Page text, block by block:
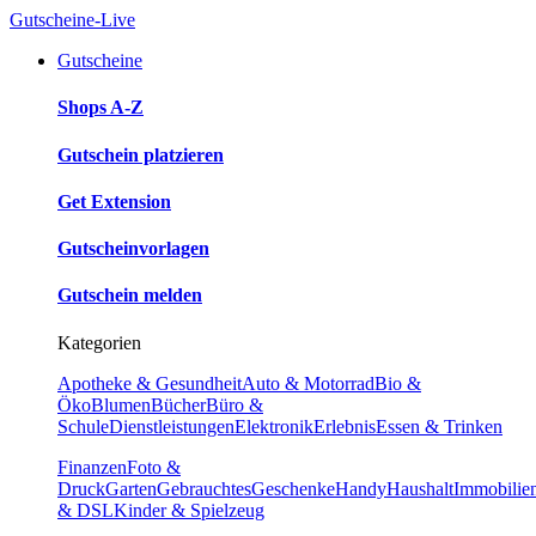
Gutscheine-Live
Gutscheine
Shops A-Z
Gutschein platzieren
Get Extension
Gutscheinvorlagen
Gutschein melden
Kategorien
Apotheke & GesundheitAuto & MotorradBio &
ÖkoBlumenBücherBüro &
SchuleDienstleistungenElektronikErlebnisEssen & Trinken
FinanzenFoto &
DruckGartenGebrauchtesGeschenkeHandyHaushalt
& DSLKinder & Spielzeug